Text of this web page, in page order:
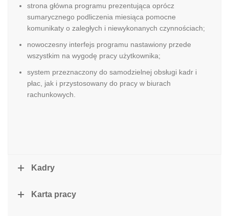
strona główna programu prezentująca oprócz
sumarycznego podliczenia miesiąca pomocne
komunikaty o zaległych i niewykonanych czynnościach;
nowoczesny interfejs programu nastawiony przede
wszystkim na wygodę pracy użytkownika;
system przeznaczony do samodzielnej obsługi kadr i
płac, jak i przystosowany do pracy w biurach
rachunkowych.
Kadry
Karta pracy